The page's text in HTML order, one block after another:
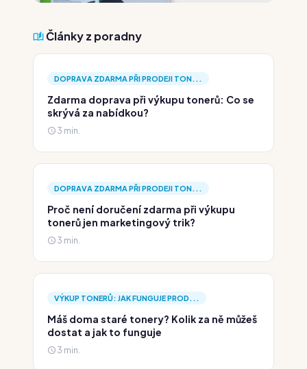
Články z poradny
DOPRAVA ZDARMA PŘI PRODEJI TON...
Zdarma doprava při výkupu tonerů: Co se
skrývá za nabídkou?
3 min.
DOPRAVA ZDARMA PŘI PRODEJI TON...
Proč není doručení zdarma při výkupu
tonerů jen marketingový trik?
3 min.
VÝKUP TONERŮ: JAK FUNGUJE PROD...
Máš doma staré tonery? Kolik za ně můžeš
dostat a jak to funguje
3 min.